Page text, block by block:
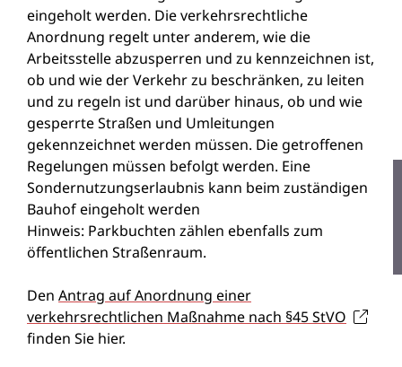
eingeholt werden. Die verkehrsrechtliche
Anordnung regelt unter anderem, wie die
Arbeitsstelle abzusperren und zu kennzeichnen ist,
ob und wie der Verkehr zu beschränken, zu leiten
und zu regeln ist und darüber hinaus, ob und wie
gesperrte Straßen und Umleitungen
gekennzeichnet werden müssen. Die getroffenen
Regelungen müssen befolgt werden. Eine
Sondernutzungserlaubnis kann beim zuständigen
Bauhof eingeholt werden
Hinweis: Parkbuchten zählen ebenfalls zum
öffentlichen Straßenraum.
Den Antrag auf Anordnung einer
verkehrsrechtlichen Maßnahme nach §45 StVO
finden Sie hier.